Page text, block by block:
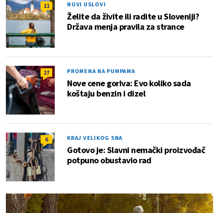
11 NOVI USLOVI
Želite da živite ili radite u Sloveniji?
Država menja pravila za strance
27 PROMENA NA PUMPAMA
Nove cene goriva: Evo koliko sada
koštaju benzin i dizel
6 KRAJ VELIKOG SNA
Gotovo je: Slavni nemački proizvođač
potpuno obustavio rad